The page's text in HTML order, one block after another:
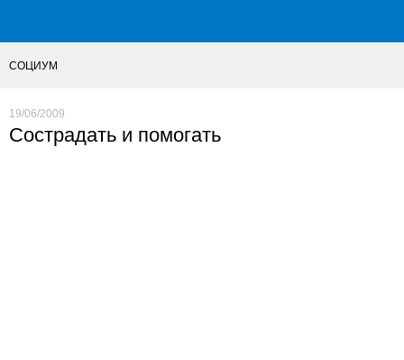
СОЦИУМ
19/06/2009
Сострадать и помогать